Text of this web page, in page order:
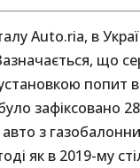
Auto.ria, в
що
попит
зафіксовано
авто з
як в 2019-му